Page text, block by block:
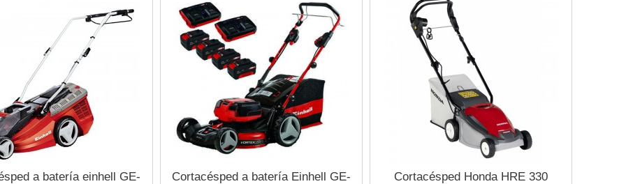
a batería einhell GE-
Cortacésped a batería Einhell GE-
Cortacésped Honda HRE 330